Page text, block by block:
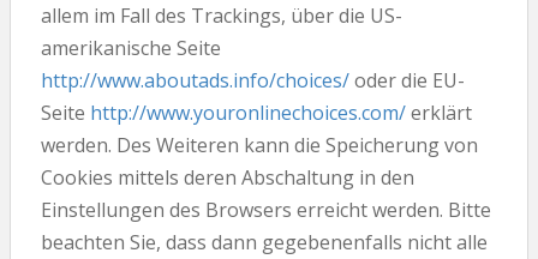
allem im Fall des Trackings, über die US-
amerikanische Seite
http://www.aboutads.info/choices/oder die EU-
Seite http://www.youronlinechoices.com/erklärt
werden. Des Weiteren kann die Speicherung von
Cookies mittels deren Abschaltung in den
Einstellungen des Browsers erreicht werden. Bitte
beachten Sie, dass dann gegebenenfalls nicht alle